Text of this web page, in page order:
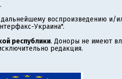
воспроизведению и/
Украина".
республики. Доноры не имеют
редакция.